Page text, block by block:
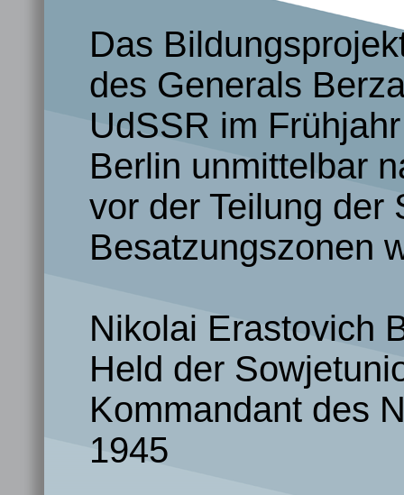
Das
des Generals
UdSSR im
Berlin unmittelbar
vor der Teilung der
Besatzungszonen
Nikolai Erastovich
Held der
Kommandant des
1945